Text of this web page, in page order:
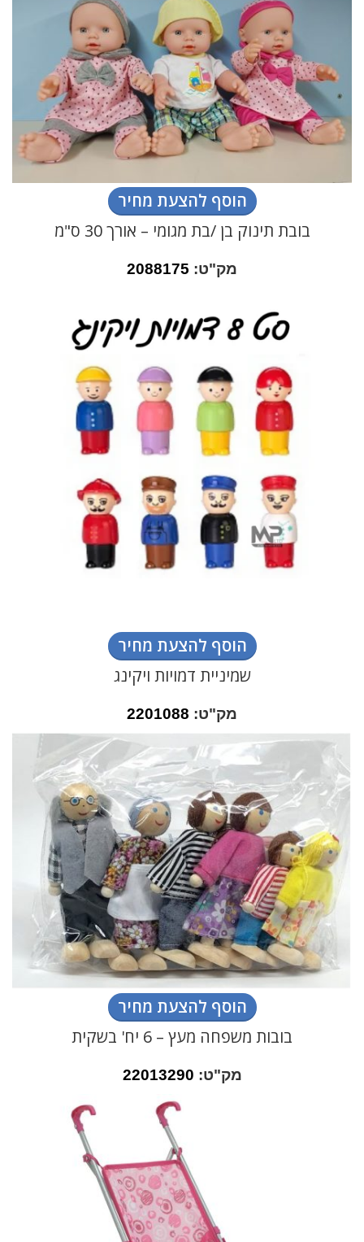
הוסף להצעת מחיר
בובת תינוק בן /בת מגומי – אורך 30 ס"מ
מק"ט: 2088175
הוסף להצעת מחיר
שמיניית דמויות ויקינג
מק"ט: 2201088
הוסף להצעת מחיר
בובות משפחה מעץ – 6 יח' בשקית
מק"ט: 22013290